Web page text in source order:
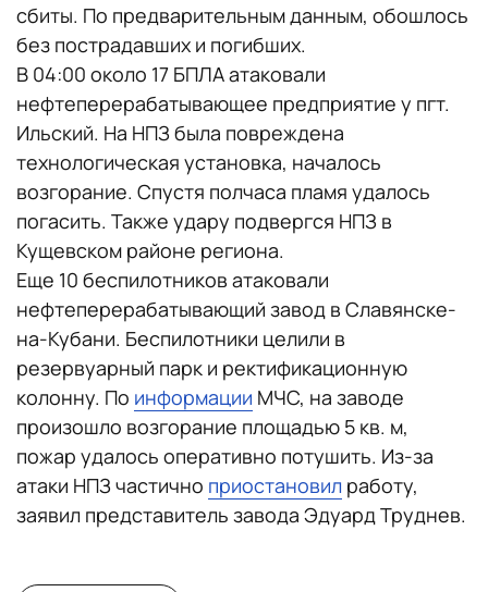
сбиты. По предварительным данным, обошлось
без пострадавших и погибших.
В 04:00 около 17 БПЛА атаковали
нефтеперерабатывающее предприятие у пгт.
Ильский. На НПЗ была повреждена
технологическая установка, началось
возгорание. Спустя полчаса пламя удалось
погасить. Также удару подвергся НПЗ в
Кущевском районе региона.
Еще 10 беспилотников атаковали
нефтеперерабатывающий завод в Славянске-
на-Кубани. Беспилотники целили в
резервуарный парк и ректификационную
колонну. По информации МЧС, на заводе
произошло возгорание площадью 5 кв. м,
пожар удалось оперативно потушить. Из-за
атаки НПЗ частично приостановил работу,
заявил представитель завода Эдуард Труднев.